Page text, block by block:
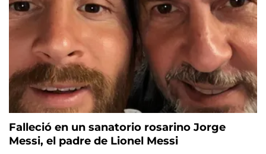
Falleció en un sanatorio rosarino Jorge
Messi, el padre de Lionel Messi